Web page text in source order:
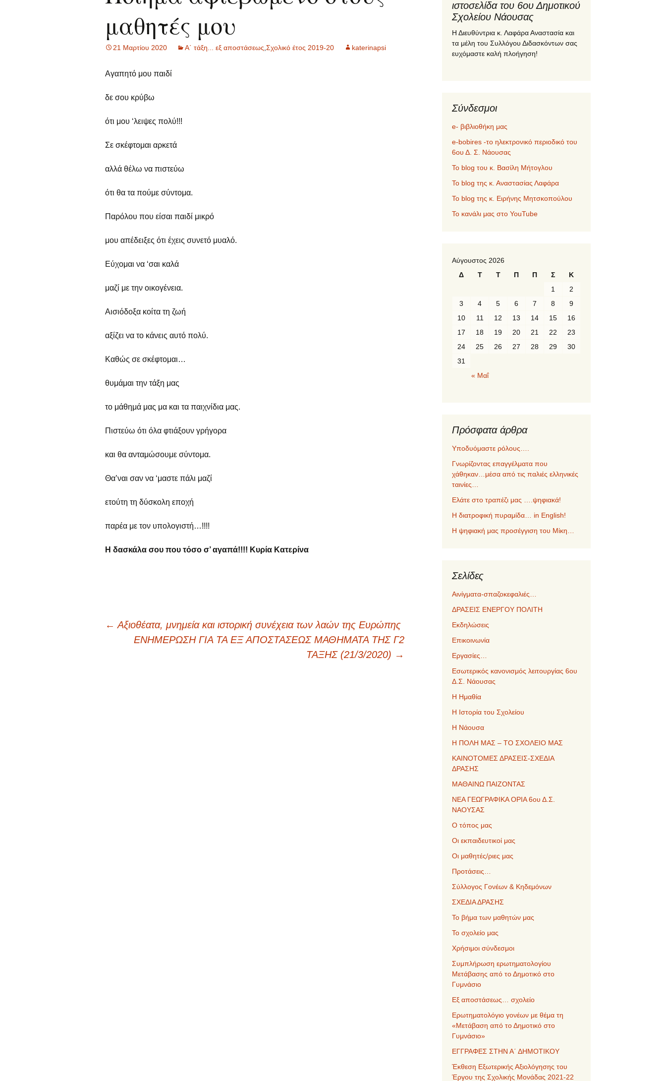
Οι μαθητές/ριες μαςαποστάσεως
Δ΄ τάξη… εξ
αποστάσεως
Γυμναστική… εξ
μαθητές μου
21 Μαρτίου 2020 Α΄ τάξη... εξ αποστάσεως Σχολικό έτος 2019-20 katerinapsi
Αγαπητό μου παιδί
δε σου κρύβω
ότι μου ‘λειψες πολύ!!!
Σε σκέφτομαι αρκετά
αλλά θέλω να πιστεύω
ότι θα τα πούμε σύντομα.
Παρόλου που είσαι παιδί μικρό
μου απέδειξες ότι έχεις συνετό μυαλό.
Εύχομαι να ‘σαι καλά
μαζί με την οικογένεια.
Αισιόδοξα κοίτα τη ζωή
αξίζει να το κάνεις αυτό πολύ.
Καθώς σε σκέφτομαι…
θυμάμαι την τάξη μας
το μάθημά μας μα και τα παιχνίδια μας.
Πιστεύω ότι όλα φτιάξουν γρήγορα
και θα ανταμώσουμε σύντομα.
Θα’ναι σαν να ‘μαστε πάλι μαζί
ετούτη τη δύσκολη εποχή
παρέα με τον υπολογιστή…!!!!
Η δασκάλα σου που τόσο σ’ αγαπά!!!! Κυρία Κατερίνα
← Αξιοθέατα, μνημεία και ιστορική συνέχεια των λαών της Ευρώπης
ΕΝΗΜΕΡΩΣΗ ΓΙΑ ΤΑ ΕΞ ΑΠΟΣΤΑΣΕΩΣ ΜΑΘΗΜΑΤΑ ΤΗΣ Γ2
ΤΑΞΗΣ (21/3/2020) →
ιστοσελίδα του 6ου Δημοτικού
Σχολείου Νάουσας
Η Διευθύντρια κ. Λαφάρα Αναστασία και
τα μέλη του Συλλόγου Διδασκόντων σας
ευχόμαστε καλή πλοήγηση!
Σύνδεσμοι
e- βιβλιοθήκη μας
e-bobires -το ηλεκτρονικό περιοδικό του
6ου Δ. Σ. Νάουσας
To blog του κ. Βασίλη Μήτογλου
Το blog της κ. Αναστασίας Λαφάρα
Το blog της κ. Ειρήνης Μητσκοπούλου
Το κανάλι μας στο YouTube
Αύγουστος 2026
Δ
Τ Τ Π Π Σ Κ
« Μαΐ
1
2
3
4 5 6 7 8
9
10
11 12 13 14 15
16
17
18 19 20 21 22
23
24
25 26 27 28 29
30
31
Πρόσφατα άρθρα
Υποδυόμαστε ρόλους….
Γνωρίζοντας επαγγέλματα που
χάθηκαν…μέσα από τις παλιές ελληνικές
ταινίες…
Ελάτε στο τραπέζι μας ….ψηφιακά!
Η διατροφική πυραμίδα… in English!
Η ψηφιακή μας προσέγγιση του Μίκη…
Σελίδες
Αινίγματα-σπαζοκεφαλιές…
ΔΡΑΣΕΙΣ ΕΝΕΡΓΟΥ ΠΟΛΙΤΗ
Εκδηλώσεις
Επικοινωνία
Εργασίες…
Εσωτερικός κανονισμός λειτουργίας 6ου
Δ.Σ. Νάουσας
Η Ημαθία
Η Ιστορία του Σχολείου
Η Νάουσα
Η ΠΟΛΗ ΜΑΣ – ΤΟ ΣΧΟΛΕΙΟ ΜΑΣ
ΚΑΙΝΟΤΟΜΕΣ ΔΡΑΣΕΙΣ-ΣΧΕΔΙΑ
ΔΡΑΣΗΣ
ΜΑΘΑΙΝΩ ΠΑΙΖΟΝΤΑΣ
ΝΕΑ ΓΕΩΓΡΑΦΙΚΑ ΟΡΙΑ 6ου Δ.Σ.
ΝΑΟΥΣΑΣ
Ο τόπος μας
Οι εκπαιδευτικοί μας
Οι μαθητές/ριες μας
Προτάσεις…
Σύλλογος Γονέων & Κηδεμόνων
ΣΧΕΔΙΑ ΔΡΑΣΗΣ
Το βήμα των μαθητών μας
Το σχολείο μας
Χρήσιμοι σύνδεσμοι
Συμπλήρωση ερωτηματολογίου
Μετάβασης από το Δημοτικό στο
Γυμνάσιο
Εξ αποστάσεως… σχολείο
Ερωτηματολόγιο γονέων με θέμα τη
«Μετάβαση από το Δημοτικό στο
Γυμνάσιο»
ΕΓΓΡΑΦΕΣ ΣΤΗΝ Α΄ ΔΗΜΟΤΙΚΟΥ
Έκθεση Εξωτερικής Αξιολόγησης του
Έργου της Σχολικής Μονάδας 2021-22